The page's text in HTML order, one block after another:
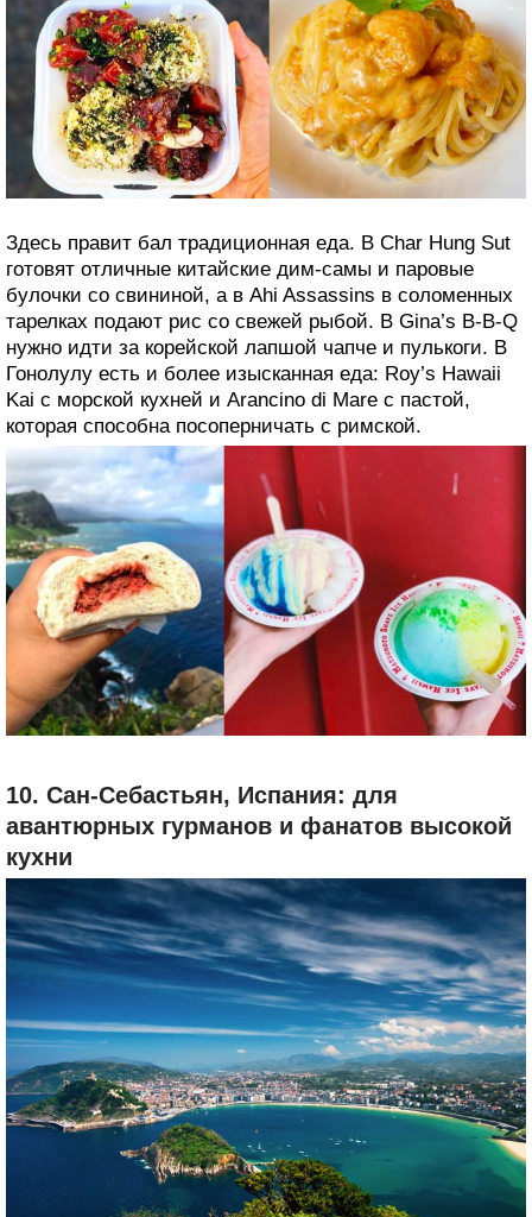
Здесь правит бал традиционная еда. В Char Hung Sut
готовят отличные китайские дим-самы и паровые
булочки со свининой, а в Ahi Assassins в соломенных
тарелках подают рис со свежей рыбой. В Gina’s B-B-Q
нужно идти за корейской лапшой чапче и пулькоги. В
Гонолулу есть и более изысканная еда: Roy’s Hawaii
которая способна посоперничать с римской.
10. Сан-Себастьян, Испания: для
авантюрных гурманов и фанатов высокой